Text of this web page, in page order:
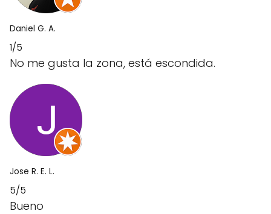
Daniel G. A.
1/5
No me gusta la zona, está escondida.
Jose R. E. L.
5/5
Bueno